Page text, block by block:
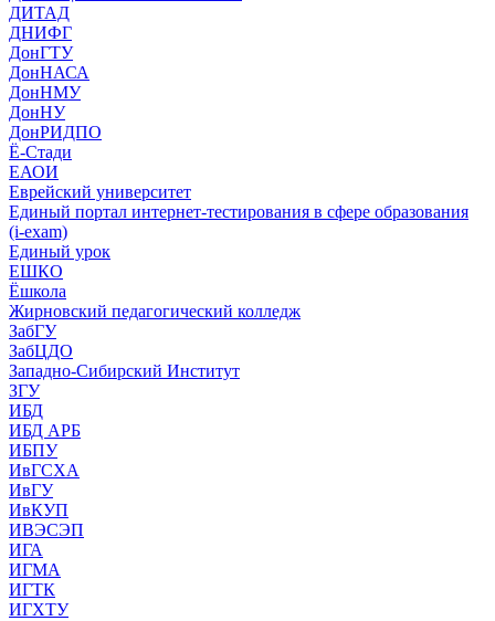
ДИТАД
ДНИФГ
ДонГТУ
ДонНАСА
ДонНМУ
ДонНУ
ДонРИДПО
Ё-Стади
ЕАОИ
Еврейский университет
Единый портал интернет-тестирования в сфере образования
(i-exam)
Единый урок
ЕШКО
Ёшкола
Жирновский педагогический колледж
ЗабГУ
ЗабЦДО
Западно-Сибирский Институт
ЗГУ
ИБД
ИБД АРБ
ИБПУ
ИвГСХА
ИвГУ
ИвКУП
ИВЭСЭП
ИГА
ИГМА
ИГТК
ИГХТУ